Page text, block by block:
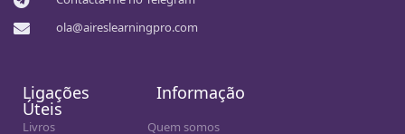
ola@aireslearningpro.com
Ligações
Úteis
Livros
Informação
Quem somos